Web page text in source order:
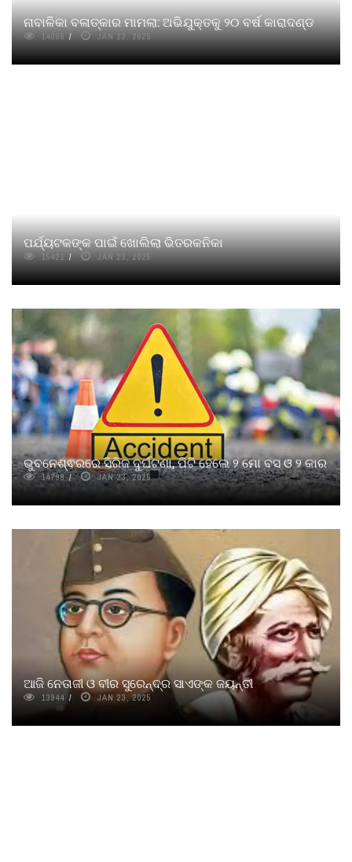
ନାବାଳିକା ବଳାତ୍କାର ମାମଲା: ଅଭିଯୁକ୍ତକୁ ୨୦ ବର୍ଷ କାରାଦଣ୍ଡ
14098 JAN 23, 2025
ପର୍ଯ୍ୟଟକଙ୍କ ପାଇଁ ଖୋଲିଲା ଭିତରକନିକା
15421 JAN 23, 2025
ଭୁବନେଶ୍ଵରରେ ସିରିଜ ଦୁର୍ଘଟଣା, ପିଟି ହେଲେ ୨ ମୋ ବସ ଓ ୨ କାର
14798 JAN 23, 2025
ଆଜି ନେତାଜୀ ଓ ବୀର ସୁରେନ୍ଦ୍ର ସାଏଙ୍କ ଜୟନ୍ତୀ
13944 JAN 23, 2025